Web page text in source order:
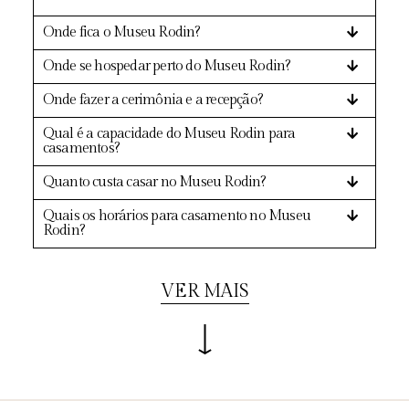
Onde fica o Museu Rodin?
Onde se hospedar perto do Museu Rodin?
Onde fazer a cerimônia e a recepção?
Qual é a capacidade do Museu Rodin para
casamentos?
Quanto custa casar no Museu Rodin?
Quais os horários para casamento no Museu
Rodin?
VER MAIS